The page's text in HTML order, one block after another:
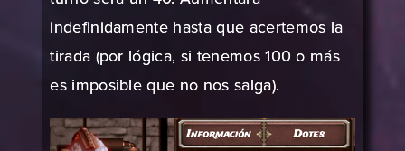
indefinidamente hasta que acertemos la
tirada (por lógica, si tenemos 100 o más
es imposible que no nos salga).